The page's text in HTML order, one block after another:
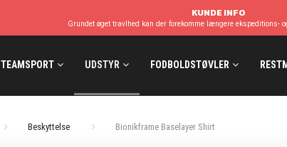
KUNDE INFO
Grundet øget travlhed kan der forekomme længere ekspeditions-
TEAMSPORT UDSTYR FODBOLDSTØVLER
Beskyttelse Bionikframe Baselayer Shirt